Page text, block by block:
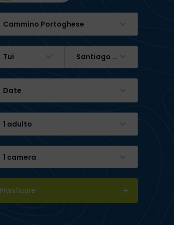
Cammino Portoghese
Tui Santiago de Compostela
Date
1 adulto
1 camera
Pianificare